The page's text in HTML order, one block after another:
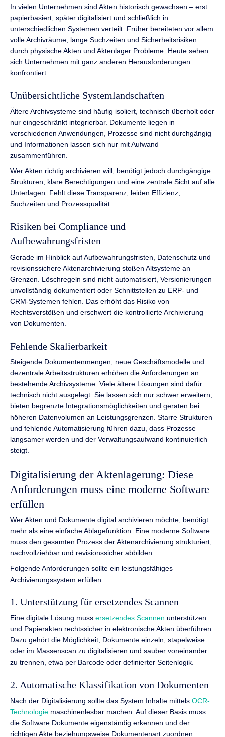
In vielen Unternehmen sind Akten historisch gewachsen – erst
papierbasiert, später digitalisiert und schließlich in
unterschiedlichen Systemen verteilt. Früher bereiteten vor allem
volle Archivräume, lange Suchzeiten und Sicherheitsrisiken
durch physische Akten und Aktenlager Probleme. Heute sehen
sich Unternehmen mit ganz anderen Herausforderungen
konfrontiert:
Unübersichtliche Systemlandschaften
Ältere Archivsysteme sind häufig isoliert, technisch überholt oder
nur eingeschränkt integrierbar. Dokumente liegen in
verschiedenen Anwendungen, Prozesse sind nicht durchgängig
und Informationen lassen sich nur mit Aufwand
zusammenführen.
Wer Akten richtig archivieren will, benötigt jedoch durchgängige
Strukturen, klare Berechtigungen und eine zentrale Sicht auf alle
Unterlagen. Fehlt diese Transparenz, leiden Effizienz,
Suchzeiten und Prozessqualität.
Risiken bei Compliance und
Aufbewahrungsfristen
Gerade im Hinblick auf Aufbewahrungsfristen, Datenschutz und
revisionssichere Aktenarchivierung stoßen Altsysteme an
Grenzen. Löschregeln sind nicht automatisiert, Versionierungen
unvollständig dokumentiert oder Schnittstellen zu ERP- und
CRM-Systemen fehlen. Das erhöht das Risiko von
Rechtsverstößen und erschwert die kontrollierte Archivierung
von Dokumenten.
Fehlende Skalierbarkeit
Steigende Dokumentenmengen, neue Geschäftsmodelle und
dezentrale Arbeitsstrukturen erhöhen die Anforderungen an
bestehende Archivsysteme. Viele ältere Lösungen sind dafür
technisch nicht ausgelegt. Sie lassen sich nur schwer erweitern,
bieten begrenzte Integrationsmöglichkeiten und geraten bei
höheren Datenvolumen an Leistungsgrenzen. Starre Strukturen
und fehlende Automatisierung führen dazu, dass Prozesse
langsamer werden und der Verwaltungsaufwand kontinuierlich
steigt.
Digitalisierung der Aktenlagerung: Diese
Anforderungen muss eine moderne Software
erfüllen
Wer Akten und Dokumente digital archivieren möchte, benötigt
mehr als eine einfache Ablagefunktion. Eine moderne Software
muss den gesamten Prozess der Aktenarchivierung strukturiert,
nachvollziehbar und revisionssicher abbilden.
Folgende Anforderungen sollte ein leistungsfähiges
Archivierungssystem erfüllen:
1. Unterstützung für ersetzendes Scannen
Eine digitale Lösung muss ersetzendes Scannen unterstützen
und Papierakten rechtssicher in elektronische Akten überführen.
Dazu gehört die Möglichkeit, Dokumente einzeln, stapelweise
oder im Massenscan zu digitalisieren und sauber voneinander
zu trennen, etwa per Barcode oder definierter Seitenlogik.
2. Automatische Klassifikation von Dokumenten
Nach der Digitalisierung sollte das System Inhalte mittels OCR-
Technologie maschinenlesbar machen. Auf dieser Basis muss
die Software Dokumente eigenständig erkennen und der
richtigen Akte beziehungsweise Dokumentenart zuordnen.